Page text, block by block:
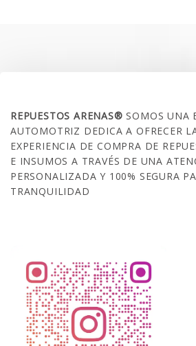
REPUESTOS ARENAS®SOMOS UNA
AUTOMOTRIZ DEDICA A OFRECER
EXPERIENCIA DE COMPRA DE
E INSUMOS A TRAVÉS DE UNA
PERSONALIZADA Y 100% SEGURA
TRANQUILIDAD